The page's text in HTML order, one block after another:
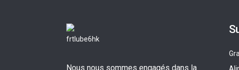
Nous nous sommes engagés dans la